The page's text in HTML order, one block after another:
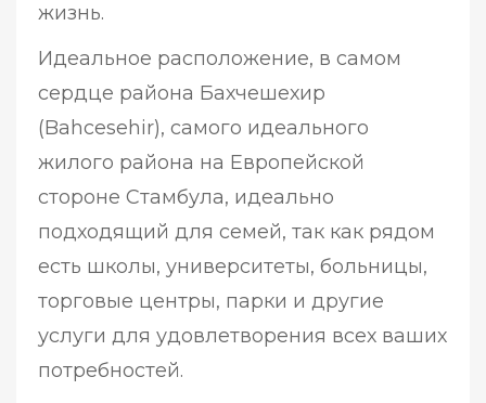
жизнь.
Идеальное расположение, в самом
сердце района Бахчешехир
(Bahcesehir), самого идеального
жилого района на Европейской
стороне Стамбула, идеально
подходящий для семей, так как рядом
есть школы, университеты, больницы,
торговые центры, парки и другие
услуги для удовлетворения всех ваших
потребностей.